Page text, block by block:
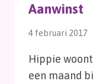
Aanwinst
4 februari 2017
Hippie
een maand